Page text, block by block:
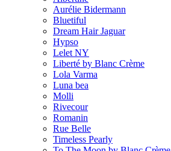
Aurélie Bidermann
Bluetiful
Dream Hair Jaguar
Hypso
Lelet NY
Liberté by Blanc Crème
Lola Varma
Luna bea
Molli
Rivecour
Romanin
Rue Belle
Timeless Pearly